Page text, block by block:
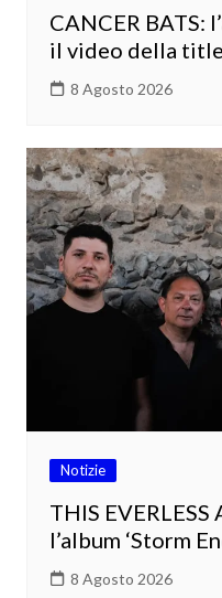
CANCER BATS:
il video della
8 Agosto 2026
Notizie
THIS
l’album ‘Storm
8 Agosto 2026